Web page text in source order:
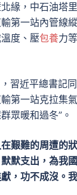
緣，中石油塔
第一站內管線
度、壓包養力
習近平總書記
第一站克拉集
眾暖和過冬”。
艱難的周遭的
默支出，為我
，功不成沒。